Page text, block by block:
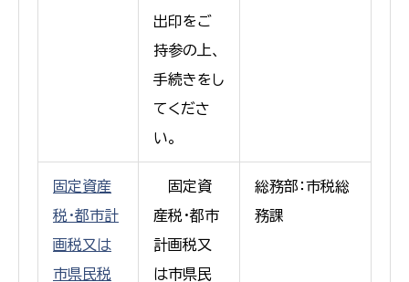
出印をご
持参の上、
手続きをし
てくださ
い。
固定資産
税・都市計
画税又は
市県民税
固定資
産税・都市
計画税又
は市県民
総務部：市税総
務課